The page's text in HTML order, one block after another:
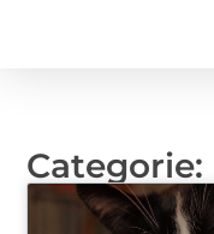
Categorie: